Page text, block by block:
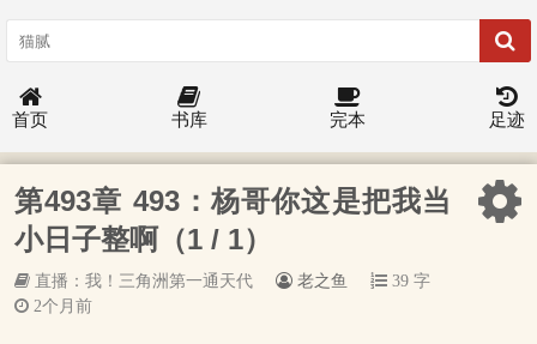
首页 书库 完本 足迹
第493章 493：杨哥你这是把我当
小日子整啊（1 / 1）
直播：我！三角洲第一通天代 老之鱼
39 字
2个月前